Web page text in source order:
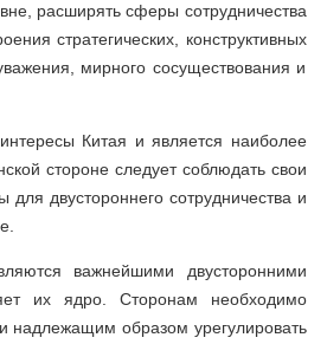
расширять сферы сотрудничества
стратегических, конструктивных
мирного сосуществования и
Китая и является наиболее
стороне следует соблюдать свои
для двустороннего сотрудничества и
важнейшими двусторонними
их ядро. Сторонам необходимо
надлежащим образом урегулировать